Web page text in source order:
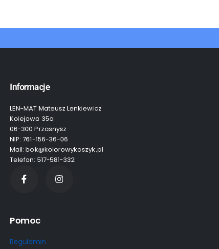
Informacje
LEN-MAT Mateusz Lenkiewicz
Kolejowa 35a
06-300 Przasnysz
NIP: 761-156-36-06
Mail: bok@kolorowykoszyk.pl
Telefon: 517-581-332
Pomoc
Regulamin